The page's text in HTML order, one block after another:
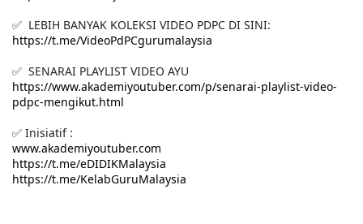
✅ LEBIH BANYAK KOLEKSI VIDEO PDPC DI SINI:
https://t.me/VideoPdPCgurumalaysia
✅ SENARAI PLAYLIST VIDEO AYU
https://www.akademiyoutuber.com/p/senarai-playlist-video-
pdpc-mengikut.html
✅ Inisiatif :
www.akademiyoutuber.com
https://t.me/eDIDIKMalaysia
https://t.me/KelabGuruMalaysia